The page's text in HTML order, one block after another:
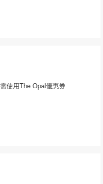
使用The Opal優惠券